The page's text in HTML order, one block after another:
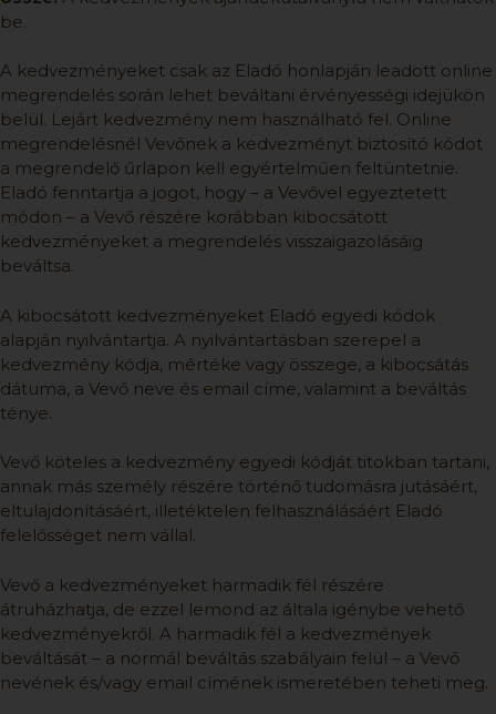
be.
A kedvezményeket csak az Eladó honlapján leadott online
megrendelés során lehet beváltani érvényességi idejükön
belül. Lejárt kedvezmény nem használható fel. Online
megrendelésnél Vevőnek a kedvezményt biztosító kódot
a megrendelő űrlapon kell egyértelműen feltüntetnie.
Eladó fenntartja a jogot, hogy – a Vevővel egyeztetett
módon – a Vevő részére korábban kibocsátott
kedvezményeket a megrendelés visszaigazolásáig
beváltsa.
A kibocsátott kedvezményeket Eladó egyedi kódok
alapján nyilvántartja. A nyilvántartásban szerepel a
kedvezmény kódja, mértéke vagy összege, a kibocsátás
dátuma, a Vevő neve és email címe, valamint a beváltás
ténye.
Vevő köteles a kedvezmény egyedi kódját titokban tartani,
annak más személy részére történő tudomásra jutásáért,
eltulajdonításáért, illetéktelen felhasználásáért Eladó
felelősséget nem vállal.
Vevő a kedvezményeket harmadik fél részére
átruházhatja, de ezzel lemond az általa igénybe vehető
kedvezményekről. A harmadik fél a kedvezmények
beváltását – a normál beváltás szabályain felül – a Vevő
nevének és/vagy email címének ismeretében teheti meg.